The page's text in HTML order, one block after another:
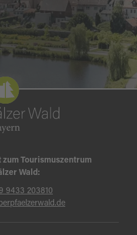
zum Tourismuszentrum
Wald:
9433 203810